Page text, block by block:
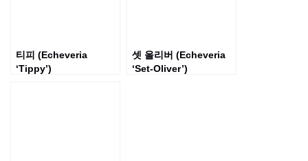
티피 (Echeveria
‘Tippy’)
셋 올리버 (Echeveria
‘Set-Oliver’)